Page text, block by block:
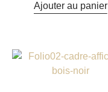
Ajouter au panier